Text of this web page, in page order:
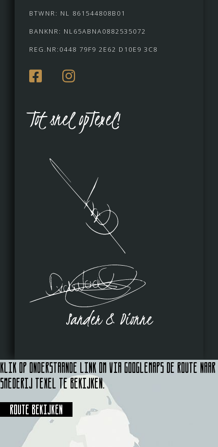
BTWNR: NL 861544808B01
BANKNR: NL65ABNA0882535072
REG.NR:0448 79F9 2E62 D10E9 3C8
Tot snel opTexel!
Sander & Dionne
Klik op onderstaande link om via Googlemaps de route naar
Smederij Texel te bekijken.
Route bekijken